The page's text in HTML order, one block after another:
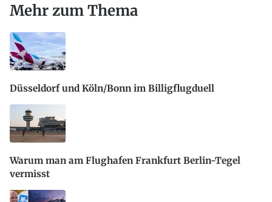
Mehr zum Thema
Düsseldorf und Köln/Bonn im Billigflugduell
Warum man am Flughafen Frankfurt Berlin-Tegel
vermisst